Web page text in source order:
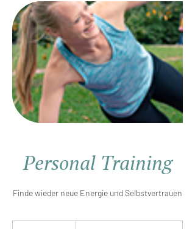
Personal Training
Finde wieder neue Energie und Selbstvertrauen